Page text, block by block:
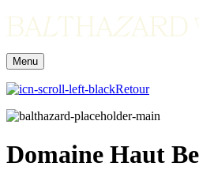
Menu
Retour
Domaine Haut